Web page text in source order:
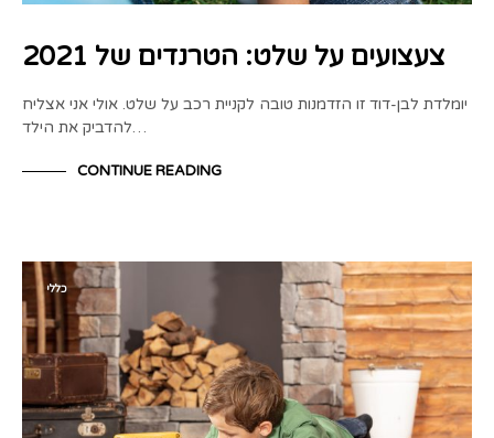
צעצועים על שלט: הטרנדים של 2021
יומלדת לבן-דוד זו הזדמנות טובה לקניית רכב על שלט. אולי אני אצליח
להדביק את הילד…
CONTINUE READING
כללי